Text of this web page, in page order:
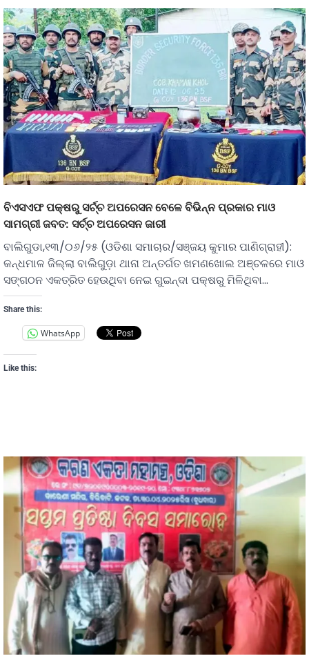
ବିଏସଏଫ ପକ୍ଷରୁ ସର୍ଚ୍ଚ ଅପରେସନ ବେଳେ ବିଭିନ୍ନ ପ୍ରକାର ମାଓ
ସାମଗ୍ରୀ ଜବତ: ସର୍ଚ୍ଚ ଅପରେସନ ଜାରୀ
ବାଲିଗୁଡା,୧୩/୦୬/୨୫ (ଓଡିଶା ସମାଚାର/ସଞ୍ଜୟ କୁମାର ପାଣିଗ୍ରାହୀ):
କନ୍ଧମାଳ ଜିଲ୍ଲା ବାଲିଗୁଡ଼ା ଥାନା ଅନ୍ତର୍ଗତ ଖମଣଖୋଲ ଅଞ୍ଚଳରେ ମାଓ
ସଙ୍ଗଠନ ଏକତ୍ରିତ ହେଉଥିବା ନେଇ ଗୁଇନ୍ଦା ପକ୍ଷରୁ ମିଳିଥିବା…
Share this:
WhatsApp
Like this: